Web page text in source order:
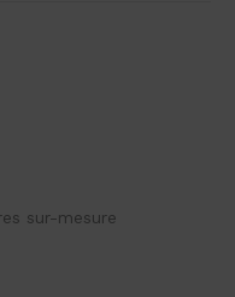
sur-mesure